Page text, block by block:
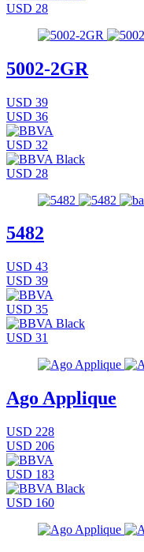
USD 28
5002-2GR
USD 39
USD 36
USD 32
USD 28
5482
USD 43
USD 39
USD 35
USD 31
Ago Applique
USD 228
USD 206
USD 183
USD 160